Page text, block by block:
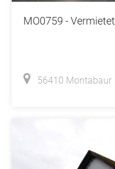
MO0759 - Vermietet
56410 Montabaur